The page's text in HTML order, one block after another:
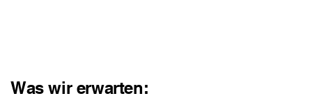
Was wir erwarten: